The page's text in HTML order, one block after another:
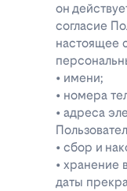
он
согласие
настоящее
• имени;
• номера
• адреса
• сбор и
• хранение
даты